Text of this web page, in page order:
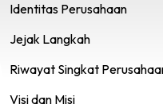
Identitas Perusahaan
Jejak Langkah
Riwayat Singkat
Visi dan Misi